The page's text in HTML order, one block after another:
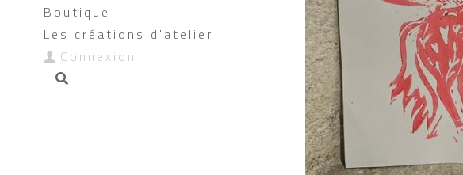
Boutique
Les créations d'atelier
Connexion